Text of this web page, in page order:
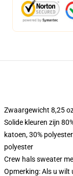
Zwaargewicht 8,25
Solide kleuren zijn
katoen, 30%
polyester
Crew hals sweater
Opmerking: Als u wilt